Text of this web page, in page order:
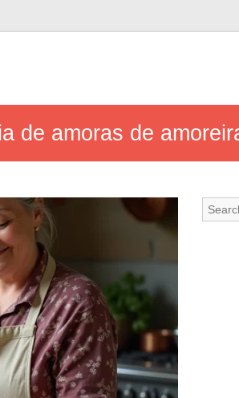
de amoras de